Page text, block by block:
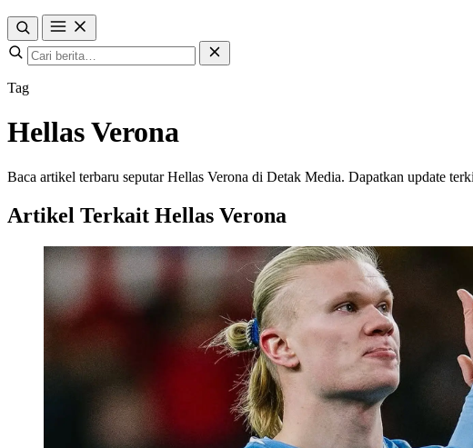
Tag
Hellas Verona
Baca artikel terbaru seputar Hellas Verona di Detak Media. Dapatkan update
Artikel Terkait Hellas Verona